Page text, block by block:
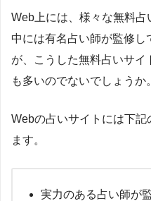
Web上には、様々な無料占
中には有名占い師が監修し
が、こうした無料占いサ
も多いのでないでしょうか。
Webの占いサイトには下
ます。
実力のある占い師が